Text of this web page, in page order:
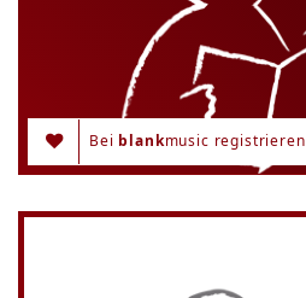
Bei blankmusic registrieren